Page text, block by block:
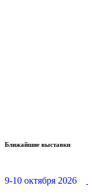
Ближайшие выставки
9-10 октября 2026